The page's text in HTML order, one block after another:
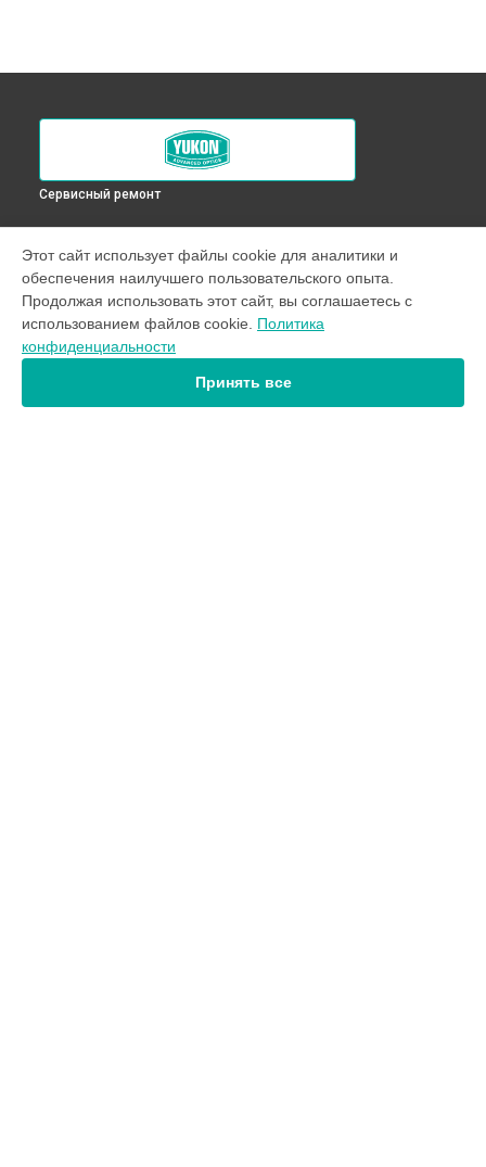
Сервисный ремонт
Оптический прицел
Прицел ночного видения
Тепловизор
Тепловизионный прицел
Этот сайт использует файлы cookie для аналитики и
обеспечения наилучшего пользовательского опыта.
Продолжая использовать этот сайт, вы соглашаетесь с
использованием файлов cookie. Политика
конфиденциальности
Принять все